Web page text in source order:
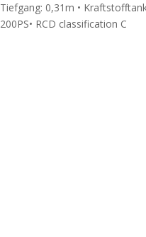
Tiefgang: 0,31m •
200PS• RCD classification C